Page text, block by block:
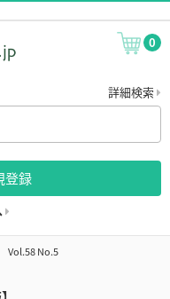
0
詳細検索
登録
Vol.58 No.5